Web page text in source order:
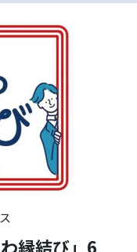
縁結び」6